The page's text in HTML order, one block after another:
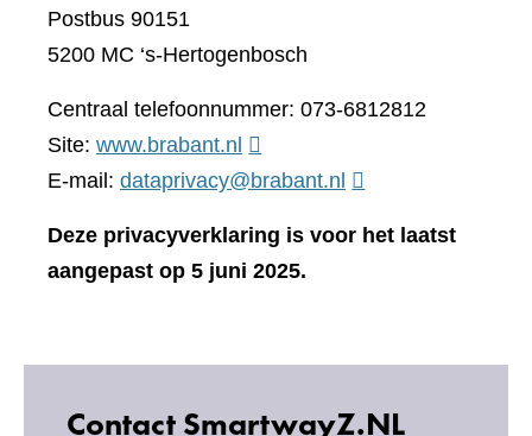
Postbus 90151
5200 MC ‘s-Hertogenbosch
Centraal telefoonnummer: 073-6812812
Site: www.brabant.nl (verwijst
naar
andere
E-mail: dataprivacy@brabant.nl
Deze privacyverklaring is voor het laatst
aangepast op 5 juni 2025.
Contact SmartwayZ.NL